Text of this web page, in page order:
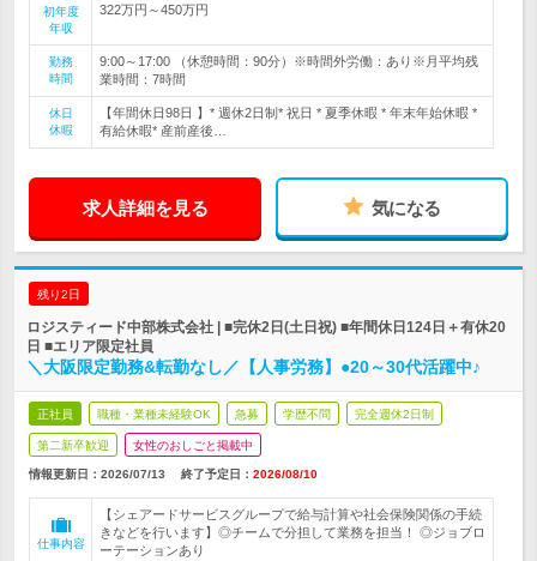
初年度
年収
322万円～450万円
勤務
時間
9:00～17:00 （休憩時間：90分）※時間外労働：あり※月平均残
業時間：7時間
休日
休暇
【年間休日98日 】* 週休2日制* 祝日 * 夏季休暇 * 年末年始休暇 *
有給休暇* 産前産後…
求人詳細を見る 気になる
残り2日
ロジスティード中部株式会社 | ■完休2日(土日祝) ■年間休日124日＋有休20
日 ■エリア限定社員
＼大阪限定勤務&転勤なし／【人事労務】●20～30代活躍中♪
正社員 職種・業種未経験OK 急募 学歴不問 完全週休2日制
第二新卒歓迎 女性のおしごと掲載中
情報更新日：2026/07/13 終了予定日： 2026/08/10
仕事内容
【シェアードサービスグループで給与計算や社会保険関係の手続
きなどを行います】◎チームで分担して業務を担当！ ◎ジョブロ
ーテーションあり